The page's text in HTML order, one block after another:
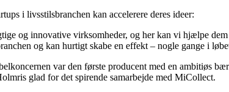
i livsstilsbranchen kan accelerere deres ideer:
og innovative virksomheder, og her kan vi hjælpe
og kan hurtigt skabe en effekt – nogle gange i
var den første producent med en ambitiøs
glad for det spirende samarbejde med MiCollect.